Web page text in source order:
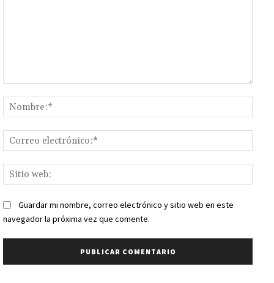
web:
Guardar mi nombre, correo electrónico y sitio web en este
navegador la próxima vez que comente.